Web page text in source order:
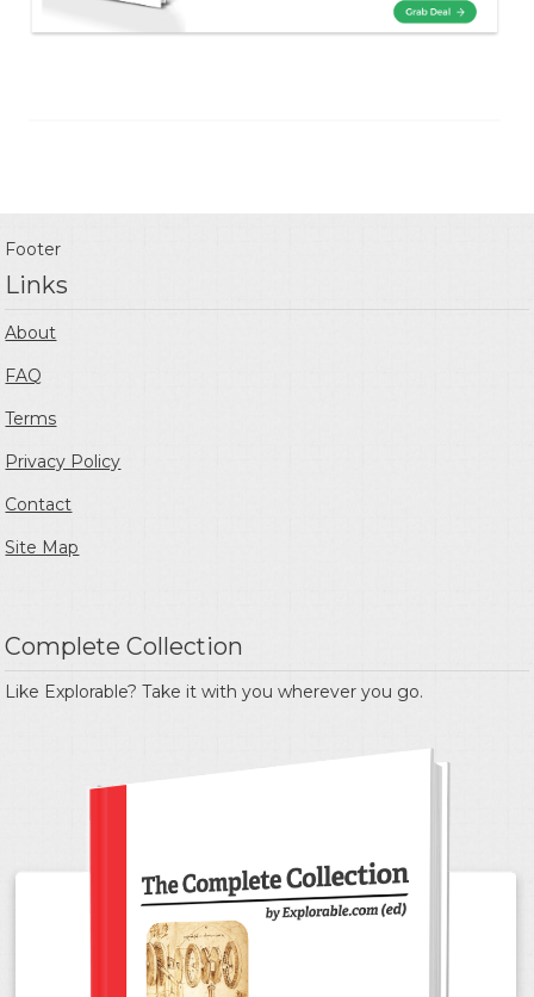
Footer
Links
About
FAQ
Terms
Privacy Policy
Contact
Site Map
Complete Collection
Like Explorable? Take it with you wherever you go.